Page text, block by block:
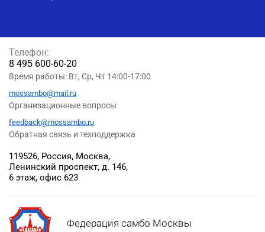
Федерация самбо Москвы
119526, Россия, Москва,
Ленинский проспект, д. 146,
6 этаж, офис 623
Телефон:
8 495 600-60-20
Время работы: Вт, Ср, Чт 14:00-17:00
mossambo@mail.ru
Организационные вопросы
feedback@mossambo.ru
Обратная связь и техподдержка